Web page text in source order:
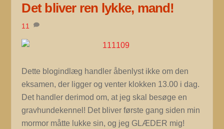
Det bliver ren lykke, mand!
11
Dette blogindlæg handler åbenlyst ikke om den
eksamen, der ligger og venter klokken 13.00 i dag.
Det handler derimod om, at jeg skal besøge en
gravhundekennel! Det bliver første gang siden min
mormor måtte lukke sin, og jeg GLÆDER mig!